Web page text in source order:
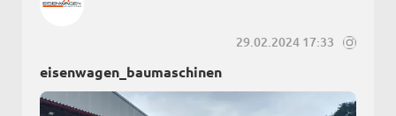
29.02.2024 17:33
eisenwagen_baumaschinen